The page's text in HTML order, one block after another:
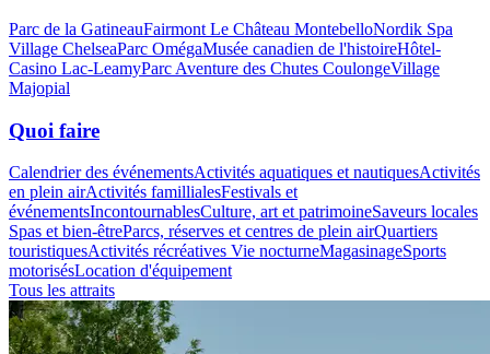
Parc de la GatineauFairmont Le Château MontebelloNordik Spa
Village ChelseaParc OmégaMusée canadien de l'histoireHôtel-
Casino Lac-LeamyParc Aventure des Chutes CoulongeVillage
Majopial
Quoi faire
Calendrier des événementsActivités aquatiques et nautiquesActivités
en plein airActivités famillialesFestivals et
événementsIncontournablesCulture, art et patrimoineSaveurs locales
Spas et bien-êtreParcs, réserves et centres de plein airQuartiers
touristiquesActivités récréatives Vie nocturneMagasinageSports
motorisésLocation d'équipement
Tous les attraits